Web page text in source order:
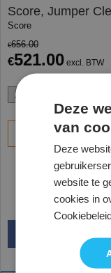
Score, Jumper
Score
€656.00
€521.00 excl. BTW
Bestel
Deze
van
Deze
website te
cookies in